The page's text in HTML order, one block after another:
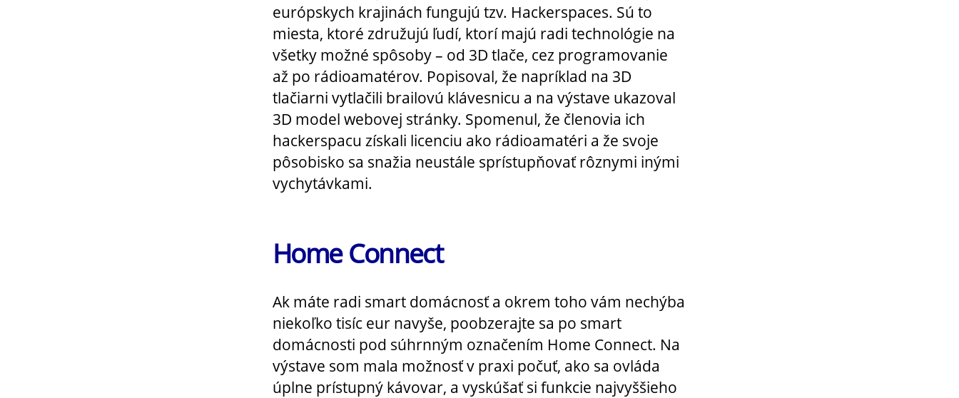
európskych krajinách fungujú tzv. Hackerspaces. Sú to
miesta, ktoré združujú ľudí, ktorí majú radi technológie na
všetky možné spôsoby – od 3D tlače, cez programovanie
až po rádioamatérov. Popisoval, že napríklad na 3D
tlačiarni vytlačili brailovú klávesnicu a na výstave ukazoval
3D model webovej stránky. Spomenul, že členovia ich
hackerspacu získali licenciu ako rádioamatéri a že svoje
pôsobisko sa snažia neustále sprístupňovať rôznymi inými
vychytávkami.
Home Connect
Ak máte radi smart domácnosť a okrem toho vám nechýba
niekoľko tisíc eur navyše, poobzerajte sa po smart
domácnosti pod súhrnným označením Home Connect. Na
výstave som mala možnosť v praxi počuť, ako sa ovláda
úplne prístupný kávovar, a vyskúšať si funkcie najvyššieho